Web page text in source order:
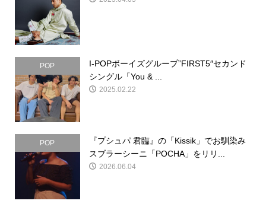
POP
I-POPボーイズグループ”FIRST5″セカンド
シングル「You & ...
2025.02.22
POP
『プシュパ 君臨』の「Kissik」でお馴染み
スブラーシーニ「POCHA」をリリ...
2026.06.04